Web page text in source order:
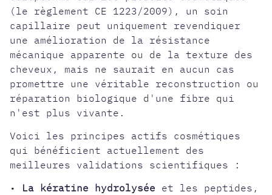
(le règlement CE 1223/2009), un soin
capillaire peut uniquement revendiquer
une amélioration de la résistance
mécanique apparente ou de la texture des
cheveux, mais ne saurait en aucun cas
promettre une véritable reconstruction ou
réparation biologique d'une fibre qui
n'est plus vivante.
Voici les principes actifs cosmétiques
qui bénéficient actuellement des
meilleures validations scientifiques :
• La kératine hydrolysée et les peptides,